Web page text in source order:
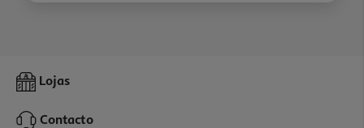
Lojas
Contacto